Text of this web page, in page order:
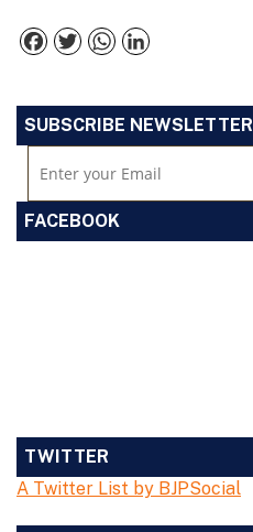
Facebook
TwitterWhatsApp
SUBSCRIBE NEWSLETTER
FACEBOOK
TWITTER
A Twitter List by BJPSocial